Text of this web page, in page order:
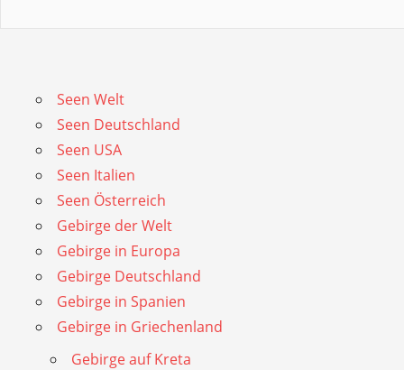
Seen Welt
Seen Deutschland
Seen USA
Seen Italien
Seen Österreich
Gebirge der Welt
Gebirge in Europa
Gebirge Deutschland
Gebirge in Spanien
Gebirge in Griechenland
Gebirge auf Kreta